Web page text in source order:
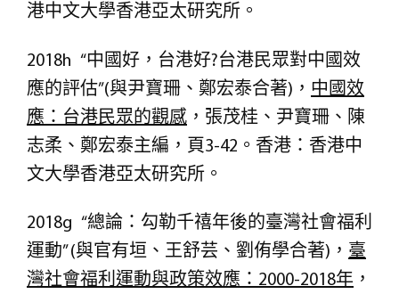
港中文大學香港亞太研究所。
2018h “中國好，台港好?台港民眾對中國效
應的評估”(與尹寶珊、鄭宏泰合著)， 中國效
應 ：台港民眾的觀感 ，張茂桂、尹寶珊、陳
志柔、鄭宏泰主編，頁3-42。香港：香港中
文大學香港亞太研究所。
2018g “總論：勾勒千禧年後的臺灣社會福利
運動” (與官有垣、王舒芸、劉侑學合著)， 臺
灣社會福利運動與政策效應： 2000-2018年 ，